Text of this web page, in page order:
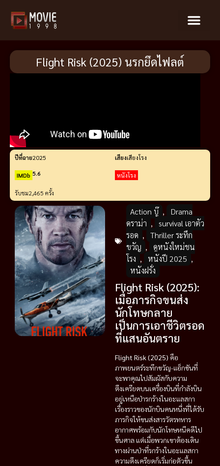
Flight Risk (2025) นรกยึดไฟลต์
ปีที่ฉาย2025 เสียงเสียงโรง
IMDb 5.6 หนังโรง
รับชม2,465 ครั้ง
Action บู๊ ,
Drama
ดราม่า ,
survival เอาตัว
รอด ,
Thriller ระทึก
ขวัญ ,
ดูหนังใหม่ชน
โรง , หนังปี 2025 ,
หนังฝรั่ง
Flight Risk (2025):
เมื่อภารกิจขนส่ง
นักโทษกลาย
เป็นการเอาชีวิตรอด
ที่แสนอันตราย
Flight Risk (2025) คือ
ภาพยนตร์ระทึกขวัญ-แอ็กชันที่
จะพาคุณไปสัมผัสกับความ
ตึงเครียดบนเครื่องบินที่กำลังบิน
อยู่เหนือป่ารกร้างในอะแลสกา
เรื่องราวของนักบินคนหนึ่งที่ได้รับ
ภารกิจให้ขนส่งสารวัตรทหาร
อากาศพร้อมกับนักโทษหนีคดีไป
ขึ้นศาล แต่เมื่อพวกเขาต้องเดิน
ทางผ่านป่าที่รกร้างในอะแลสกา
ความตึงเครียดก็เริ่มก่อตัวขึ้น